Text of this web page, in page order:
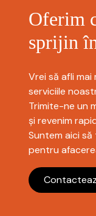
Oferim
sprijin
Vrei să afli
serviciile
Trimite-ne un
și revenim
Suntem aici
pentru